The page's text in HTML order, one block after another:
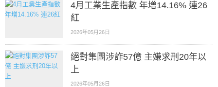
4月工業生產指數 年增14.16% 連26
紅
2026年05月26日
絕對集團涉詐57億 主嫌求刑20年以
上
2026年05月26日